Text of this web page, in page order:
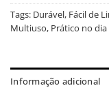
Tags: Durável, Fácil de
Multiuso, Prático no dia
Informação adicional